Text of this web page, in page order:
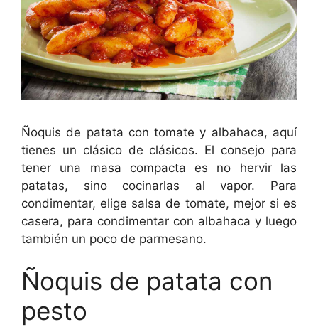
Ñoquis de patata con tomate y albahaca, aquí
tienes un clásico de clásicos. El consejo para
tener una masa compacta es no hervir las
patatas, sino cocinarlas al vapor. Para
condimentar, elige salsa de tomate, mejor si es
casera, para condimentar con albahaca y luego
también un poco de parmesano.
Ñoquis de patata con
pesto